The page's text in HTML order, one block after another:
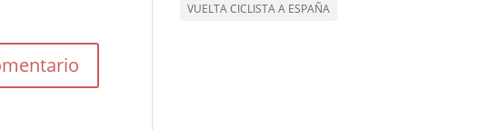
VUELTA CICLISTA A ESPAÑA